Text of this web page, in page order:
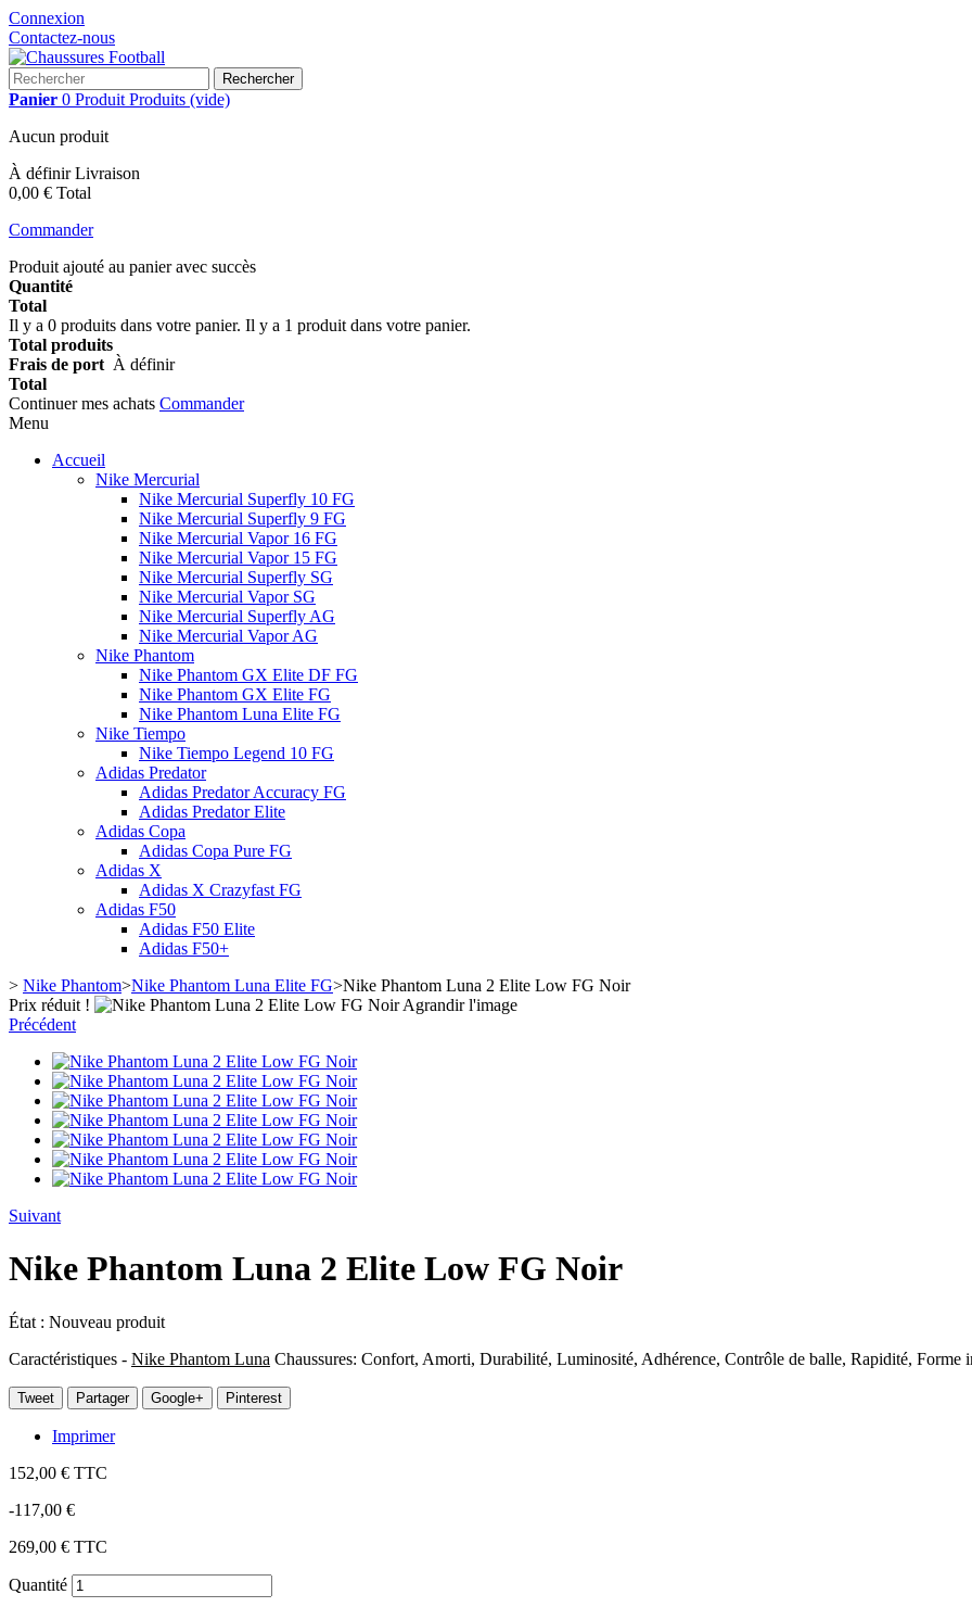
Connexion
Contactez-nous
Rechercher
Panier 0 Produit Produits (vide)
Aucun produit
À définirLivraison
0,00 € Total
Commander
Produit ajouté au panier avec succès
Quantité
Total
Il y a 0 produits dans votre panier. Il y a 1 produit dans votre panier.
Total produits
Frais de port À définir
Total
Continuer mes achats Commander
Menu
Accueil
Nike Mercurial
Nike Mercurial Superfly 10 FG
Nike Mercurial Superfly 9 FG
Nike Mercurial Vapor 16 FG
Nike Mercurial Vapor 15 FG
Nike Mercurial Superfly SG
Nike Mercurial Vapor SG
Nike Mercurial Superfly AG
Nike Mercurial Vapor AG
Nike Phantom
Nike Phantom GX Elite DF FG
Nike Phantom GX Elite FG
Nike Phantom Luna Elite FG
Nike Tiempo
Nike Tiempo Legend 10 FG
Adidas Predator
Adidas Predator Accuracy FG
Adidas Predator Elite
Adidas Copa
Adidas Copa Pure FG
Adidas X
Adidas X Crazyfast FG
Adidas F50
Adidas F50 Elite
Adidas F50+
> Nike Phantom>Nike Phantom Luna Elite FG>Nike Phantom Luna 2 Elite Low FG Noir
Prix réduit !
Agrandir l'image
Précédent
Suivant
Nike Phantom Luna 2 Elite Low FG Noir
État : Nouveau produit
Caractéristiques - Nike Phantom Luna Chaussures: Confort, Amorti, Durabilité, Luminosité, Adhérence, Contrôle de balle, Rapidité, Forme
Tweet Partager Google+ Pinterest
Imprimer
152,00 € TTC
-117,00 €
269,00 € TTC
Quantité